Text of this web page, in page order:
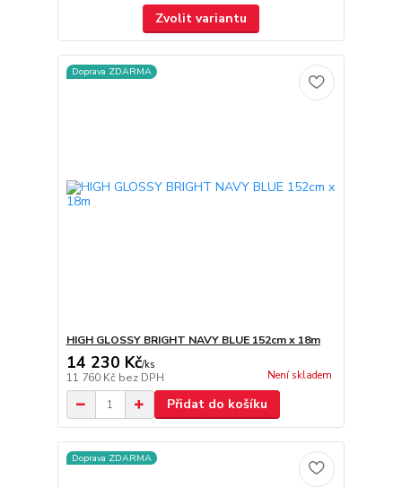
Zvolit variantu
Doprava ZDARMA
HIGH GLOSSY BRIGHT NAVY BLUE 152cm x 18m
14 230 Kč/ks
11 760 Kč bez DPH Není skladem
Přidat do košíku
Doprava ZDARMA